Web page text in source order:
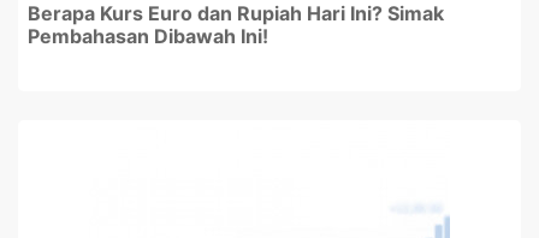
Berapa Kurs Euro dan Rupiah Hari Ini? Simak
Pembahasan Dibawah Ini!